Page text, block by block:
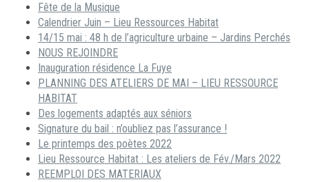
Fête de la Musique
Calendrier Juin – Lieu Ressources Habitat
14/15 mai : 48 h de l’agriculture urbaine – Jardins Perchés
NOUS REJOINDRE
Inauguration résidence La Fuye
PLANNING DES ATELIERS DE MAI – LIEU RESSOURCE
HABITAT
Des logements adaptés aux séniors
Signature du bail : n’oubliez pas l’assurance !
Le printemps des poètes 2022
Lieu Ressource Habitat : Les ateliers de Fév./Mars 2022
REEMPLOI DES MATERIAUX